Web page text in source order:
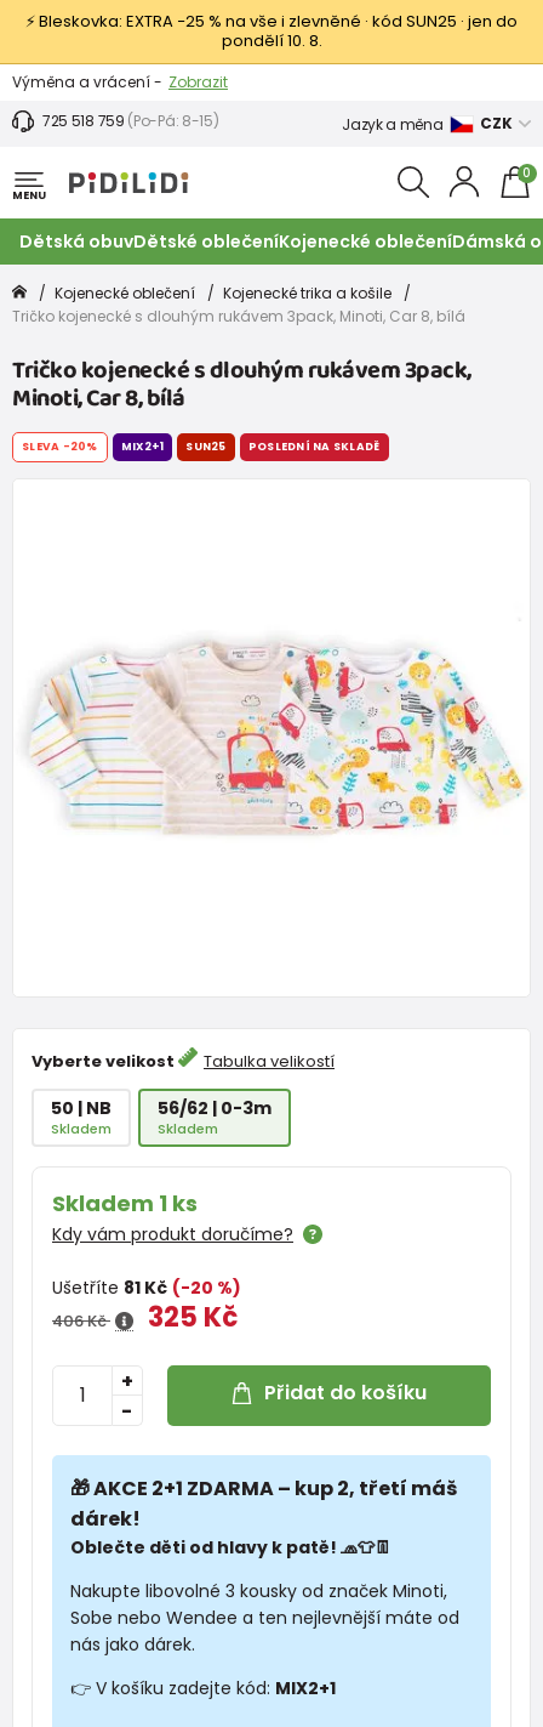
⚡ Bleskovka: EXTRA −25 % na vše i zlevněné · kód SUN25 · jen do
pondělí 10. 8.
Výměna a vrácení - Zobrazit
Sleva 100 Kč na první nákup -
725 518 759 (Po-Pá: 8-15) Jazyk a měna CZK
MENU
0
Dětská obuvDětské oblečeníKojenecké oblečeníDámská
Kojenecké oblečení
Kojenecké trika a košile
Tričko kojenecké s dlouhým rukávem 3pack, Minoti, Car 8, bílá
Tričko kojenecké s dlouhým rukávem 3pack,
Minoti, Car 8, bílá
Vyberte velikost Tabulka velikostí
50 | NB
Skladem
56/62 | 0-3m
Skladem
Skladem 1 ks
Kdy vám produkt doručíme?
Ušetříte 81 Kč (-20 %)
406 Kč 325 Kč
-
+ Přidat do košíku
🎁 AKCE 2+1 ZDARMA – kup 2, třetí máš
dárek!
Oblečte děti od hlavy k patě! 🧢👕👖
Nakupte libovolné 3 kousky od značek Minoti,
Sobe nebo Wendee a ten nejlevnější máte od
nás jako dárek.
👉 V košíku zadejte kód: MIX2+1
SLEVA -20% MIX2+1 SUN25 POSLEDNÍ NA SKLADĚ